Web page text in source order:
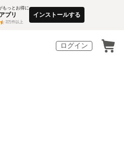
もっとお得に
プリ
3万件以上
インストールする
ログイン